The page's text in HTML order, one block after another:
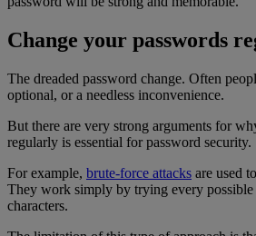
Change your passwords
The dreaded password change. Often
optional, or a needless inconvenience.
But there are very strong arguments for
regularly is essential for password security.
For example, brute-force attacks are used
They work simply by trying every
characters.